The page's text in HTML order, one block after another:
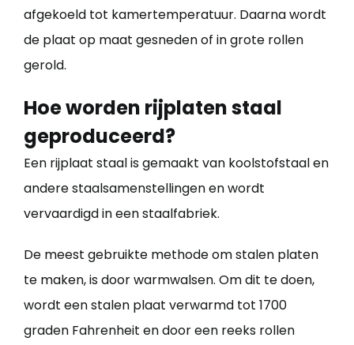
afgekoeld tot kamertemperatuur. Daarna wordt
de plaat op maat gesneden of in grote rollen
gerold.
Hoe worden rijplaten staal
geproduceerd?
Een rijplaat staal is gemaakt van koolstofstaal en
andere staalsamenstellingen en wordt
vervaardigd in een staalfabriek.
De meest gebruikte methode om stalen platen
te maken, is door warmwalsen. Om dit te doen,
wordt een stalen plaat verwarmd tot 1700
graden Fahrenheit en door een reeks rollen